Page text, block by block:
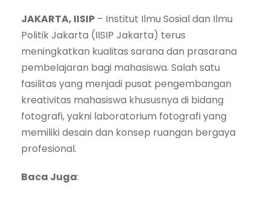
JAKARTA, IISIP – Institut Ilmu Sosial dan Ilmu
Politik Jakarta (IISIP Jakarta) terus
meningkatkan kualitas sarana dan prasarana
pembelajaran bagi mahasiswa. Salah satu
fasilitas yang menjadi pusat pengembangan
kreativitas mahasiswa khususnya di bidang
fotografi, yakni laboratorium fotografi yang
memiliki desain dan konsep ruangan bergaya
profesional.
Baca Juga: